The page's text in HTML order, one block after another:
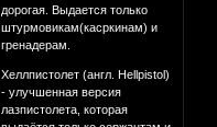
дорогая. Выдается только
штурмовикам(касркинам) и
гренадерам.
Хеллпистолет (англ. Hellpistol)
- улучшенная версия
лазпистолета, которая